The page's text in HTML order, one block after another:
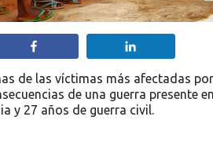
de las víctimas más afectadas
de una guerra presente
y 27 años de guerra civil.